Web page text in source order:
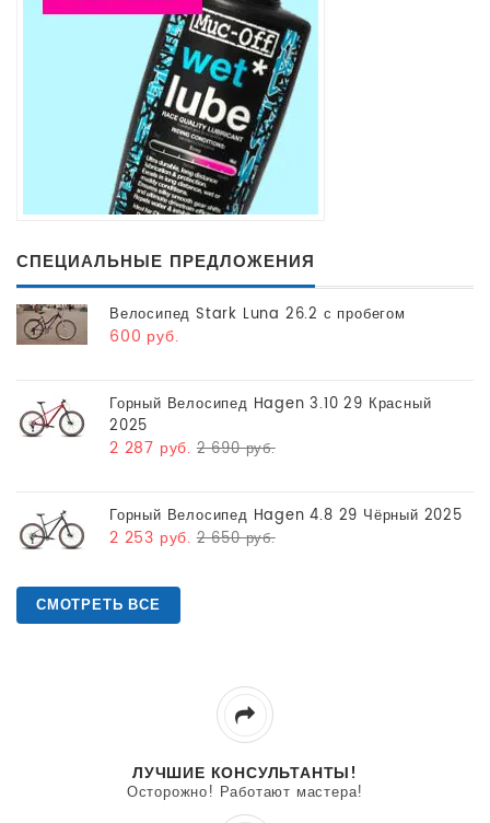
СПЕЦИАЛЬНЫЕ ПРЕДЛОЖЕНИЯ
Велосипед Stark Luna 26.2 с пробегом
600 руб.
Горный Велосипед Hagen 3.10 29 Красный
2025
2 287 руб.2 690 руб.
Горный Велосипед Hagen 4.8 29 Чёрный 2025
2 253 руб.2 650 руб.
СМОТРЕТЬ ВСЕ
ЛУЧШИЕ КОНСУЛЬТАНТЫ!
Осторожно! Работают мастера!